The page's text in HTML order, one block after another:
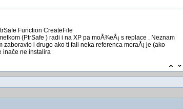
Function CreateFile
(PtrSafe ) radi i na XP pa moÅ¾eÅ¡ s replace . Neznam
i drugo ako ti fali neka referenca moraÅ¡ je (ako
inače ne instalira